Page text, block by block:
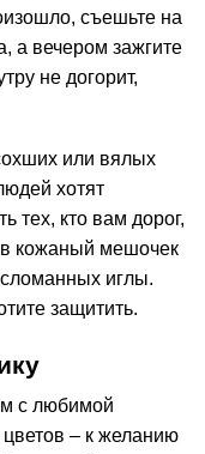
съешьте на
а вечером зажгите
не догорит,
или вялых
хотят
тех, кто вам дорог,
в кожаный мешочек
иглы.
защитить.
с любимой
– к желанию